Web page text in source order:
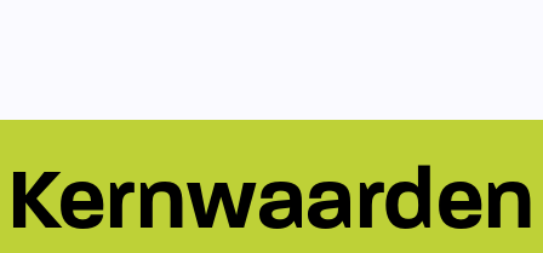
Kernwaarden